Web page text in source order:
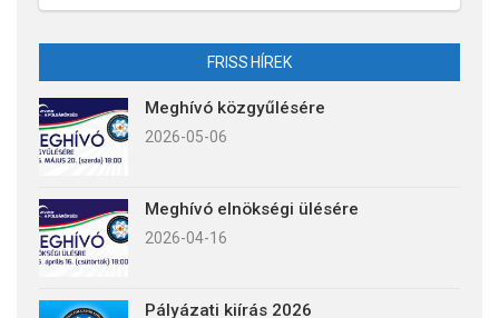
FRISS HÍREK
Meghívó közgyűlésére
2026-05-06
Meghívó elnökségi ülésére
2026-04-16
Pályázati kiírás 2026